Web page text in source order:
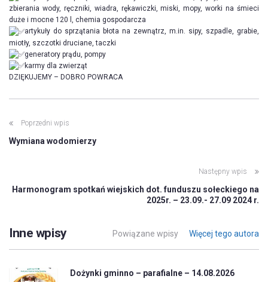
zbierania wody, ręczniki, wiadra, rękawiczki, miski, mopy, worki na śmieci
duże i mocne 120 l, chemia gospodarcza
artykuły do sprzątania błota na zewnątrz, m.in. sipy, szpadle, grabie,
miotły, szczotki druciane, taczki
generatory prądu, pompy
karmy dla zwierząt
DZIĘKUJEMY – DOBRO POWRACA
Poprzedni wpis
Wymiana wodomierzy
Następny wpis
Harmonogram spotkań wiejskich dot. funduszu sołeckiego na
2025r. – 23.09.- 27.09 2024 r.
Inne wpisy Powiązane wpisy Więcej tego autora
Dożynki gminno – parafialne – 14.08.2026